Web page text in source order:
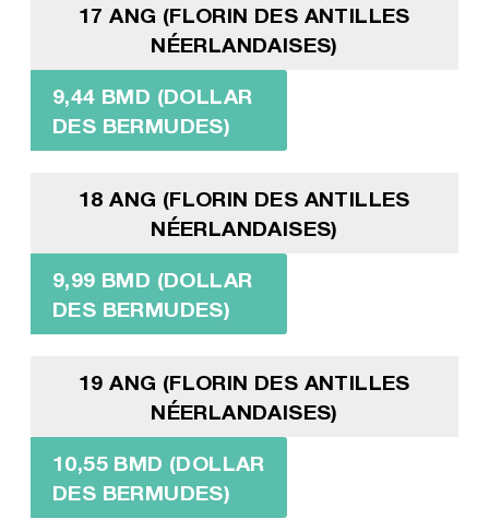
17 ANG (FLORIN DES ANTILLES
NÉERLANDAISES)
9,44 BMD (DOLLAR
DES BERMUDES)
18 ANG (FLORIN DES ANTILLES
NÉERLANDAISES)
9,99 BMD (DOLLAR
DES BERMUDES)
19 ANG (FLORIN DES ANTILLES
NÉERLANDAISES)
10,55 BMD (DOLLAR
DES BERMUDES)